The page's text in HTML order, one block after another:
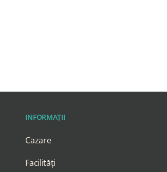
INFORMAȚII
Cazare
Facilități